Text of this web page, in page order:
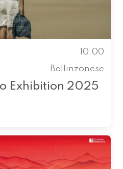
10.00
Bellinzonese
Exhibition 2025